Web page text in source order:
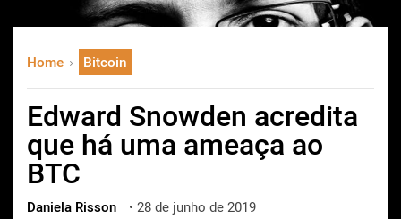
deutsch
中文
한국어
العربية
ไทย
ქართული
Home Bitcoin
Edward Snowden acredita
que há uma ameaça ao
BTC
Daniela Risson • 28 de junho de 2019